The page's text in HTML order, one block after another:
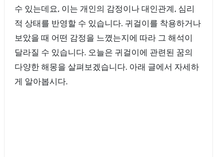
수 있는데요, 이는 개인의 감정이나 대인관계, 심리
적 상태를 반영할 수 있습니다. 귀걸이를 착용하거나
보았을 때 어떤 감정을 느꼈는지에 따라 그 해석이
달라질 수 있습니다. 오늘은 귀걸이에 관련된 꿈의
다양한 해몽을 살펴보겠습니다. 아래 글에서 자세하
게 알아봅시다.